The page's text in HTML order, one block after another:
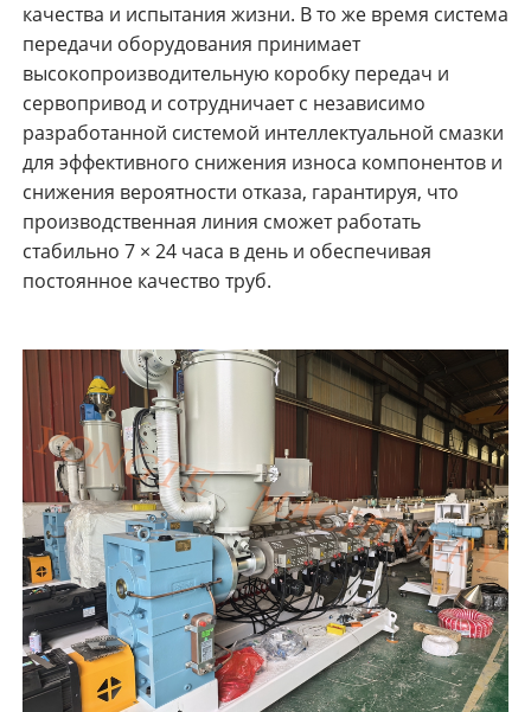
качества и испытания жизни. В то же время система
передачи оборудования принимает
высокопроизводительную коробку передач и
сервопривод и сотрудничает с независимо
разработанной системой интеллектуальной смазки
для эффективного снижения износа компонентов и
снижения вероятности отказа, гарантируя, что
производственная линия сможет работать
стабильно 7 × 24 часа в день и обеспечивая
постоянное качество труб.